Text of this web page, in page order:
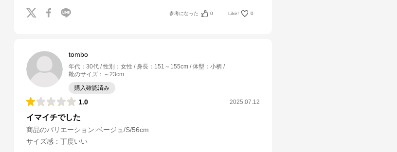
参考になった 0 Like! 0
tombo
年代 ： 30代 性別 ： 女性 身長 ： 151～155cm 体型 ： 小柄
靴のサイズ ： ～23cm
購入確認済み
1.0 2025.07.12
イマイチでした
商品のバリエーション:ベージュ/S/56cm
サイズ感 ： 丁度いい